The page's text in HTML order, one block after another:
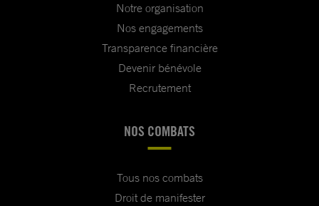
Notre organisation
Nos engagements
Transparence financière
Devenir bénévole
Recrutement
NOS COMBATS
Tous nos combats
Droit de manifester